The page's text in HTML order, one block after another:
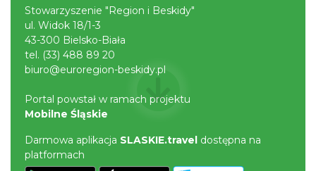
0.48 km
Cieszyn
0.48 km
Stowarzyszenie "Region i Beskidy"
ul. Widok 18/1-3
43-300 Bielsko-Biała
tel. (33) 488 89 20
biuro@euroregion-beskidy.pl
Portal powstał w ramach projektu
Mobilne Śląskie
Darmowa aplikacja SLASKIE.travel dostępna na
platformach